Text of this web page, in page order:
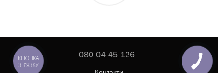
080 04 45 126
КНОПКА
ЗВ'ЯЗКУ